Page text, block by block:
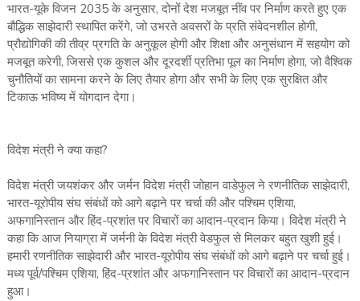
भारत-यूके विजन 2035 के अनुसार, दोनों देश मजबूत नींव पर निर्माण करते हुए एक
बौद्धिक साझेदारी स्थापित करेंगे, जो उभरते अवसरों के प्रति संवेदनशील होगी,
प्रौद्योगिकी की तीव्र प्रगति के अनुकूल होगी और शिक्षा और अनुसंधान में सहयोग को
मजबूत करेगी, जिससे एक कुशल और दूरदर्शी प्रतिभा पूल का निर्माण होगा, जो वैश्विक
चुनौतियों का सामना करने के लिए तैयार होगा और सभी के लिए एक सुरक्षित और
टिकाऊ भविष्य में योगदान देगा।
विदेश मंत्री ने क्या कहा?
विदेश मंत्री जयशंकर और जर्मन विदेश मंत्री जोहान वाडेफुल ने रणनीतिक साझेदारी,
भारत-यूरोपीय संघ संबंधों को आगे बढ़ाने पर चर्चा की और पश्चिम एशिया,
अफगानिस्तान और हिंद-प्रशांत पर विचारों का आदान-प्रदान किया। विदेश मंत्री ने
कहा कि आज नियाग्रा में जर्मनी के विदेश मंत्री वेडफुल से मिलकर बहुत खुशी हुई।
हमारी रणनीतिक साझेदारी और भारत-यूरोपीय संघ संबंधों को आगे बढ़ाने पर चर्चा हुई।
मध्य पूर्व/पश्चिम एशिया, हिंद-प्रशांत और अफगानिस्तान पर विचारों का आदान-प्रदान
हुआ।